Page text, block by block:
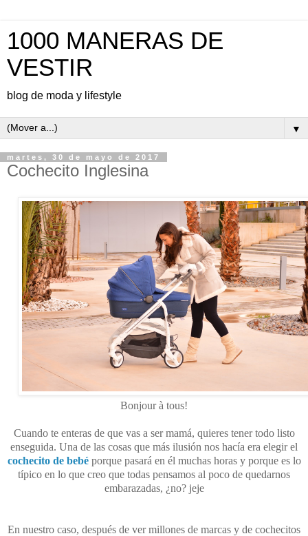
1000 MANERAS DE
VESTIR
blog de moda y lifestyle
▼
martes, 30 de mayo de 2017
Cochecito Inglesina
Bonjour à tous!
Cuando te enteras de que vas a ser mamá, quieres tener todo listo
enseguida. Una de las cosas que más ilusión nos hacía era elegir el
cochecito de bebé porque pasará en él muchas horas y porque es lo
típico en lo que creo que todas pensamos al poco de quedarnos
embarazadas, ¿no? jeje
En nuestro caso, después de ver millones de marcas y de cochecitos